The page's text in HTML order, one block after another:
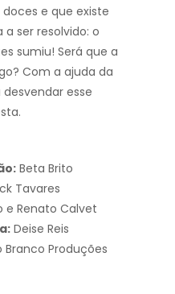
e que existe
ser resolvido: o
sumiu! Será que a
Com a ajuda da
esse
Beta Brito
Tavares
e Renato Calvet
Deise Reis
Branco Produções